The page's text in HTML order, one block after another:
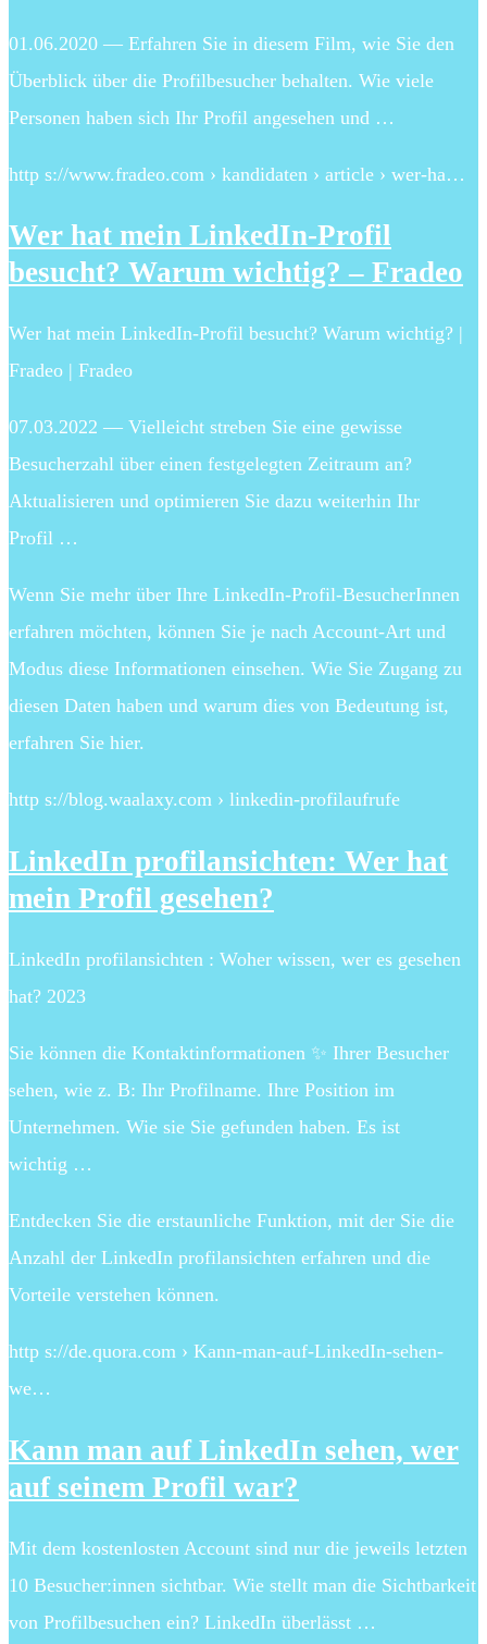
01.06.2020 — Erfahren Sie in diesem Film, wie Sie den
Überblick über die Profilbesucher behalten. Wie viele
Personen haben sich Ihr Profil angesehen und …
http s://www.fradeo.com › kandidaten › article › wer-ha…
Wer hat mein LinkedIn-Profil
besucht? Warum wichtig? – Fradeo
Wer hat mein LinkedIn-Profil besucht? Warum wichtig? |
Fradeo | Fradeo
07.03.2022 — Vielleicht streben Sie eine gewisse
Besucherzahl über einen festgelegten Zeitraum an?
Aktualisieren und optimieren Sie dazu weiterhin Ihr
Profil …
Wenn Sie mehr über Ihre LinkedIn-Profil-BesucherInnen
erfahren möchten, können Sie je nach Account-Art und
Modus diese Informationen einsehen. Wie Sie Zugang zu
diesen Daten haben und warum dies von Bedeutung ist,
erfahren Sie hier.
http s://blog.waalaxy.com › linkedin-profilaufrufe
LinkedIn profilansichten: Wer hat
mein Profil gesehen?
LinkedIn profilansichten : Woher wissen, wer es gesehen
hat? 2023
Sie können die Kontaktinformationen ✨ Ihrer Besucher
sehen, wie z. B: Ihr Profilname. Ihre Position im
Unternehmen. Wie sie Sie gefunden haben. Es ist
wichtig …
Entdecken Sie die erstaunliche Funktion, mit der Sie die
Anzahl der LinkedIn profilansichten erfahren und die
Vorteile verstehen können.
http s://de.quora.com › Kann-man-auf-LinkedIn-sehen-
we…
Kann man auf LinkedIn sehen, wer
auf seinem Profil war?
Mit dem kostenlosten Account sind nur die jeweils letzten
10 Besucher:innen sichtbar. Wie stellt man die Sichtbarkeit
von Profilbesuchen ein? LinkedIn überlässt …